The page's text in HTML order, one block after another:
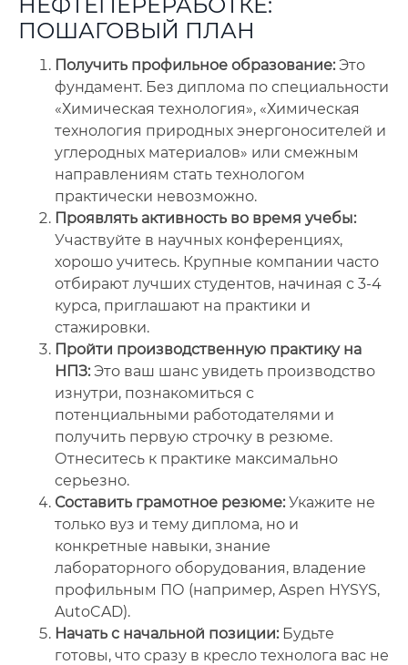
ПОШАГОВЫЙ ПЛАН
Получить профильное образование:Это
фундамент. Без диплома по специальности
«Химическая технология», «Химическая
технология природных энергоносителей и
углеродных материалов» или смежным
направлениям стать технологом
практически невозможно.
Проявлять активность во время учебы:
Участвуйте в научных конференциях,
хорошо учитесь. Крупные компании часто
отбирают лучших студентов, начиная с 3-4
курса, приглашают на практики и
стажировки.
Пройти производственную практику на
НПЗ:Это ваш шанс увидеть производство
изнутри, познакомиться с
потенциальными работодателями и
получить первую строчку в резюме.
Отнеситесь к практике максимально
серьезно.
Составить грамотное резюме:Укажите не
только вуз и тему диплома, но и
конкретные навыки, знание
лабораторного оборудования, владение
профильным ПО (например, Aspen HYSYS,
AutoCAD).
Начать с начальной позиции:Будьте
готовы, что сразу в кресло технолога вас не